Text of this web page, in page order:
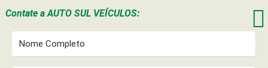
Contate aAUTO SUL VEÍCULOS: 